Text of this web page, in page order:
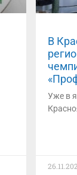
В
Уже в